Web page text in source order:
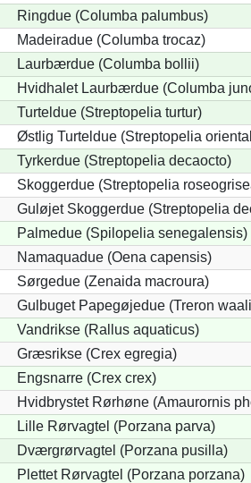
Ringdue (Columba palumbus)
Madeiradue (Columba trocaz)
Laurbærdue (Columba bollii)
Hvidhalet Laurbærdue (Columba
Turteldue (Streptopelia turtur)
Østlig Turteldue (Streptopelia
Tyrkerdue (Streptopelia decaocto)
Skoggerdue (Streptopelia
Guløjet Skoggerdue (Streptopelia
Palmedue (Spilopelia senegalensis)
Namaquadue (Oena capensis)
Sørgedue (Zenaida macroura)
Gulbuget Papegøjedue (Treron
Vandrikse (Rallus aquaticus)
Græsrikse (Crex egregia)
Engsnarre (Crex crex)
Hvidbrystet Rørhøne (Amaurornis
Lille Rørvagtel (Porzana parva)
Dværgrørvagtel (Porzana pusilla)
Plettet Rørvagtel (Porzana porzana)